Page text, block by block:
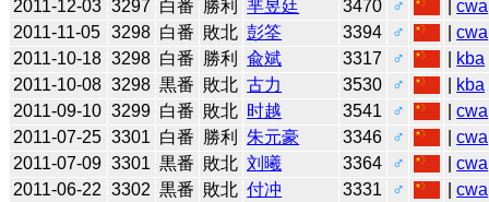
2011-12-03 3297 白番 勝利 芈昱廷 3470 ♂ |cwa
2011-11-05 3298 白番 敗北 彭筌 3394 ♂ |cwa
2011-10-18 3298 白番 勝利 兪斌 3317 ♂ kba
2011-10-08 3298 黒番 敗北 古力 3530 ♂ kba
2011-09-10 3299 白番 敗北 时越 3541 ♂ |cwa
2011-07-25 3301 白番 勝利 朱元豪 3346 ♂ |cwa
2011-07-09 3301 黒番 敗北 刘曦 3364 ♂ |cwa
2011-06-22 3302 黒番 敗北 付冲 3331 ♂ |cwa